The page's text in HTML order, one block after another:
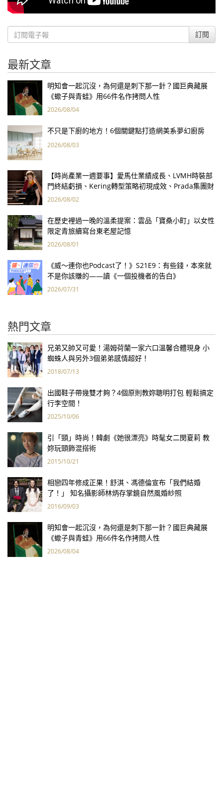
訂閱
最新文章
明知會一起沉沒，為何還是刺下那一針？國巨典藏展
《蠍子與青蛙》用66件名作拷問人性
2026/08/04
不只是下廚的地方！6個關鍵點打造網美系夢幻廚房
2026/08/03
【時尚產業一週要事】愛馬仕業績成長、LVMH時裝部
門終結虧損、Kering轉型策略初現成效、Prada集團財
報亮眼
2026/08/02
在歷史裡過一晚的溫柔提案：雲品「寶桑小町」以女性
限定青旅續寫台東老屋記憶
2026/08/01
《威～連你也Podcast了！》S21E9：有些錢，本來就
不是你該賺的——讀《一個投機者的告白》
2026/07/31
熱門文章
兄弟又帥又可愛！湯姆荷蘭一家六口溫馨合體現身 小
蜘蛛人與另外3個弟弟感情超好！
2018/07/13
出國鞋子帶幾雙才夠？4個原則教妳聰明打包 輕鬆搞定
行李空間！
2025/10/06
引「頸」時尚！韓劇《她很漂亮》時髦女二閔夏莉 教
妳玩頸飾混搭術
2015/10/21
相戀四年修成正果！舒淇、馮德倫宣布「我們結婚
了！」 知名攝影師林炳存掌鏡自然風婚紗照
2016/09/03
明知會一起沉沒，為何還是刺下那一針？國巨典藏展
《蠍子與青蛙》用66件名作拷問人性
2026/08/04